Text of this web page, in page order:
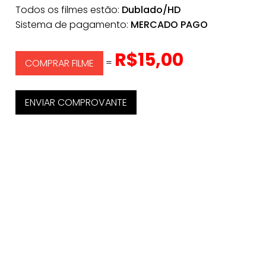
Todos os filmes estão: Dublado/HD
Sistema de pagamento: MERCADO PAGO
COMPRAR FILME = R$15,00
ENVIAR COMPROVANTE